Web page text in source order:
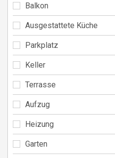
Balkon
Ausgestattete Küche
Parkplatz
Keller
Terrasse
Aufzug
Heizung
Garten